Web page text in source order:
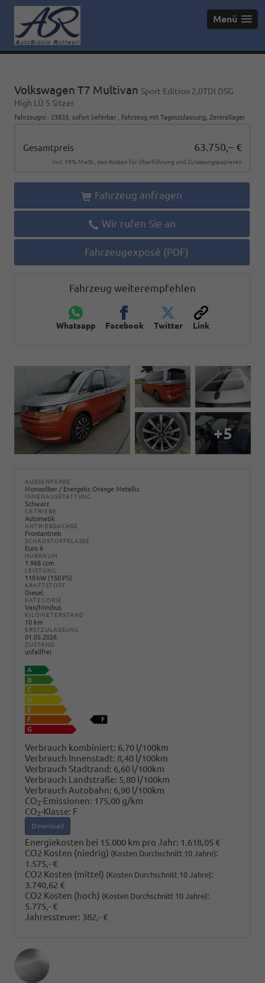
Menü
Volkswagen T7 Multivan Sport Edition 2,0TDI DSG
High LÜ 5 Sitzer
Fahrzeugnr. : 23833 sofort lieferbar Fahrzeug mit Tageszulassung , Zentrallager
Gesamtpreis 63.750,– €
incl. 19% MwSt., den Kosten für Überführung und Zulassungspapieren
Fahrzeug anfragen
Wir rufen Sie an
Fahrzeugexposé (PDF)
Fahrzeug weiterempfehlen
Whatsapp Facebook Twitter Link
+5
AUSSENFARBE
Monosilber / Energetic Orange Metallic
INNENAUSSTATTUNG
Schwarz
GETRIEBE
Automatik
ANTRIEBSACHSE
Frontantrieb
SCHADSTOFFKLASSE
Euro 6
HUBRAUM
1.968 ccm
LEISTUNG
110 kW (150 PS)
KRAFTSTOFF
Diesel
KATEGORIE
Van/Minibus
KILOMETERSTAND
10 km
ERSTZULASSUNG
01.05.2026
ZUSTAND
unfallfrei
Verbrauch kombiniert: 6,70 l/100km
Verbrauch Innenstadt: 8,40 l/100km
Verbrauch Stadtrand: 6,60 l/100km
Verbrauch Landstraße: 5,80 l/100km
Verbrauch Autobahn: 6,90 l/100km
CO2-Emissionen: 175,00 g/km
CO2-Klasse: F
Download
Energiekosten bei 15.000 km pro Jahr: 1.618,05 €
CO2 Kosten (niedrig) (Kosten Durchschnitt 10 Jahre):
1.575,- €
CO2 Kosten (mittel) (Kosten Durchschnitt 10 Jahre):
3.740,62 €
CO2 Kosten (hoch) (Kosten Durchschnitt 10 Jahre):
5.775,- €
Jahressteuer: 382,- €